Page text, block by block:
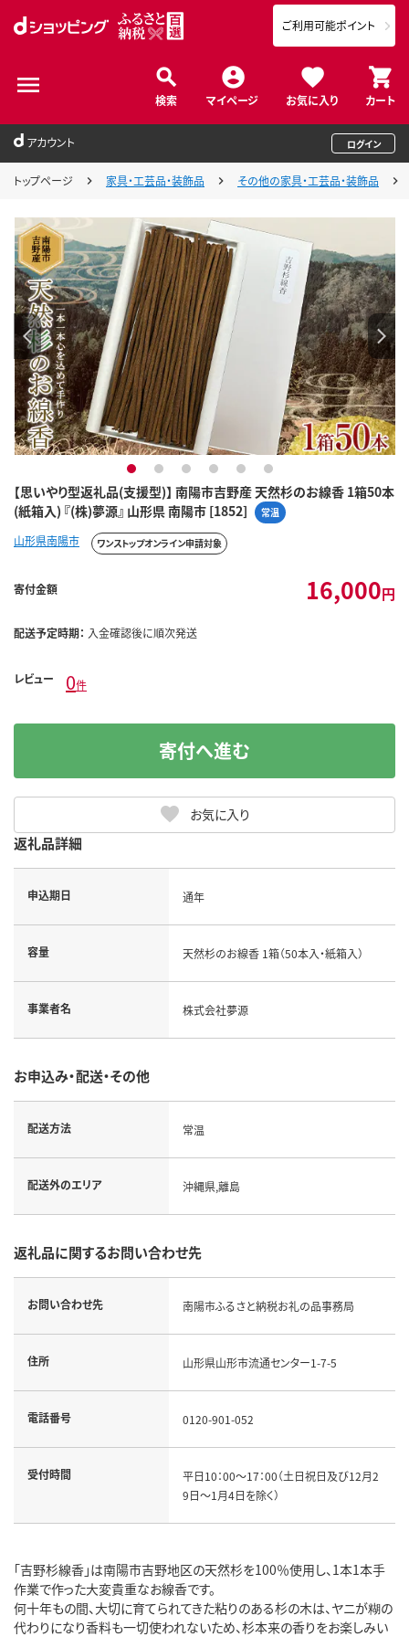
検索 マイページ お気に入り カート
ご利用可能ポイント
アカウント ログイン
トップページ 家具・工芸品・装飾品 その他の家具・工芸品・装飾品
【思いやり型返礼品(支援型)】 南陽市吉野産 天然杉のお線香 1箱50本
(紙箱入) 『(株)夢源』 山形県 南陽市 [1852]
常温
1 2 3 4 5 6
山形県南陽市 ワンストップオンライン申請対象
寄付金額 16,000円
配送予定時期： 入金確認後に順次発送
レビュー 0件
お気に入り
寄付へ進む
返礼品詳細
申込期日 通年
容量 天然杉のお線香 1箱（50本入・紙箱入）
事業者名 株式会社夢源
お申込み・配送・その他
配送方法 常温
配送外のエリア 沖縄県,離島
返礼品に関するお問い合わせ先
お問い合わせ先 南陽市ふるさと納税お礼の品事務局
住所 山形県山形市流通センター1-7-5
電話番号 0120-901-052
受付時間
平日10：00～17：00（土日祝日及び12月2
9日～1月4日を除く）
「吉野杉線香」は南陽市吉野地区の天然杉を100％使用し、1本1本手
作業で作った大変貴重なお線香です。
何十年もの間、大切に育てられてきた粘りのある杉の木は、ヤニが糊の
代わりになり香料も一切使われないため、杉本来の香りをお楽しみい